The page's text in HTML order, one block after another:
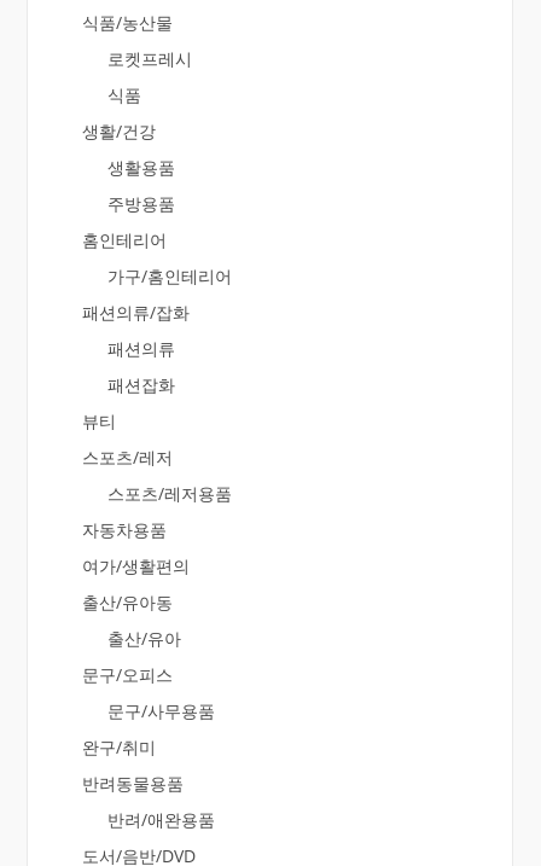
식품/농산물
로켓프레시
식품
생활/건강
생활용품
주방용품
홈인테리어
가구/홈인테리어
패션의류/잡화
패션의류
패션잡화
뷰티
스포츠/레저
스포츠/레저용품
자동차용품
여가/생활편의
출산/유아동
출산/유아
문구/오피스
문구/사무용품
완구/취미
반려동물용품
반려/애완용품
도서/음반/DVD